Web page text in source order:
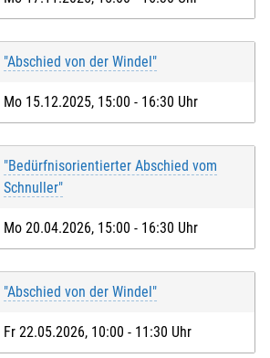
"Abschied von der Windel"
Mo 15.12.2025, 15:00 - 16:30 Uhr
"Bedürfnisorientierter Abschied vom
Schnuller"
Mo 20.04.2026, 15:00 - 16:30 Uhr
"Abschied von der Windel"
Fr 22.05.2026, 10:00 - 11:30 Uhr